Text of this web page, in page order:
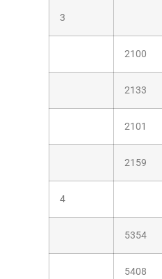
3
2100
2133
2101
2159
4
5354
5408